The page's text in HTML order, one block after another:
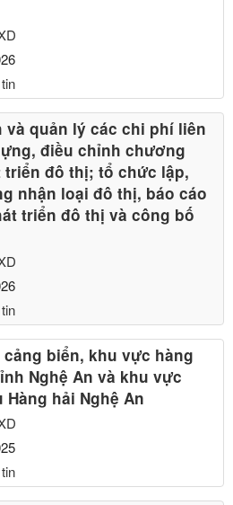
và quản lý các chi phí liên
điều chỉnh chương
đô thị; tổ chức lập,
nhận loại đô thị, báo cáo
triển đô thị và công bố
biển, khu vực hàng
Nghệ An và khu vực
hải Nghệ An